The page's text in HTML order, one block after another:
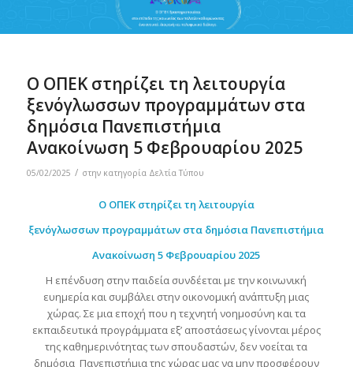
O ΟΠΕΚ στηρίζει τη λειτουργία
ξενόγλωσσων προγραμμάτων στα
δημόσια Πανεπιστήμια
Ανακοίνωση 5 Φεβρουαρίου 2025
05/02/2025 / στην κατηγορία Δελτία Τύπου
O ΟΠΕΚ στηρίζει τη λειτουργία
ξενόγλωσσων προγραμμάτων στα δημόσια Πανεπιστήμια
Ανακοίνωση 5 Φεβρουαρίου 2025
Η επένδυση στην παιδεία συνδέεται με την κοινωνική
ευημερία και συμβάλει στην οικονομική ανάπτυξη μιας
χώρας. Σε μια εποχή που η τεχνητή νοημοσύνη και τα
εκπαιδευτικά προγράμματα εξ’ αποστάσεως γίνονται μέρος
της καθημερινότητας των σπουδαστών, δεν νοείται τα
δημόσια Πανεπιστήμια της χώρας μας να μην προσφέρουν